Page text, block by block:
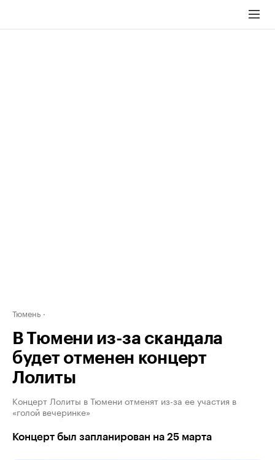
Тюмень
В Тюмени из-за скандала
будет отменен концерт
Лолиты
Концерт Лолиты в Тюмени отменят из-за ее участия в
«голой вечеринке»
Концерт был запланирован на 25 марта